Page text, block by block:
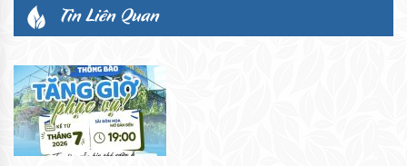
Tin Liên Quan